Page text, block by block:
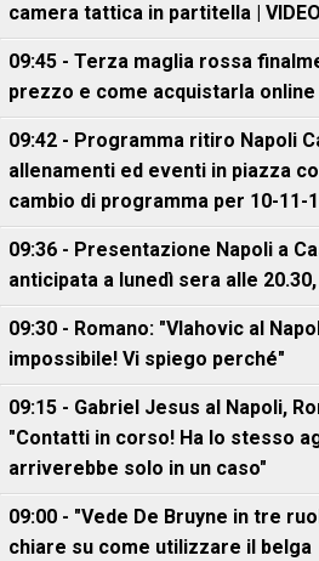
camera tattica in partitella |
09:45 - Terza maglia rossa
prezzo e come acquistarla online
09:42 - Programma ritiro Napoli
allenamenti ed eventi in piazza
cambio di programma per 10-11-
09:36 - Presentazione Napoli a
anticipata a lunedì sera alle
09:30 - Romano: "Vlahovic al
impossibile! Vi spiego perché"
09:15 - Gabriel Jesus al Napoli,
"Contatti in corso! Ha lo stesso
arriverebbe solo in un caso"
09:00 - "Vede De Bruyne in tre
chiare su come utilizzare il belga